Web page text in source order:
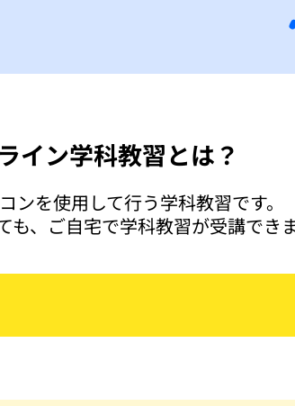
イン学科教習とは？
ンを使用して行う学科教習です。
も、ご自宅で学科教習が受講でき